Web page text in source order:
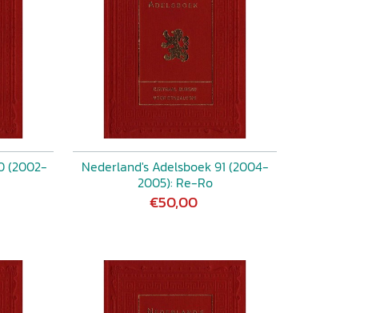
(2002-
Nederland's Adelsboek 91 (2004-
2005): Re-Ro
€50,00